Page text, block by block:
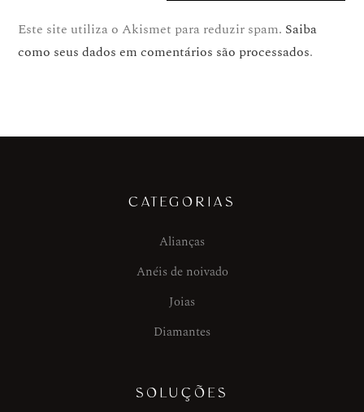
Este site utiliza o Akismet para reduzir spam. Saiba
como seus dados em comentários são processados.
CATEGORIAS
Alianças
Anéis de noivado
Joias
Diamantes
SOLUÇÕES